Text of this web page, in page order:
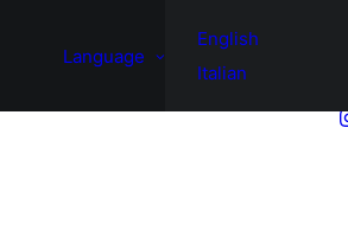
Language
English
Italian